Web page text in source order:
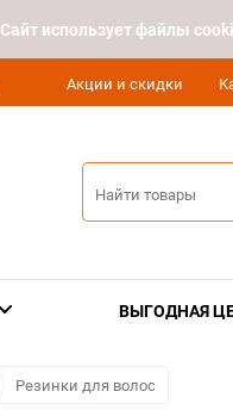
Cайт использует файлы
Акции и скидки
ВЫГОДНАЯ
Резинки для волос